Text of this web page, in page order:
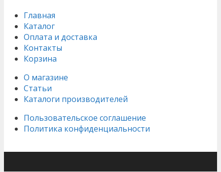
Главная
Каталог
Оплата и доставка
Контакты
Корзина
О магазине
Статьи
Каталоги производителей
Пользовательское соглашение
Политика конфиденциальности